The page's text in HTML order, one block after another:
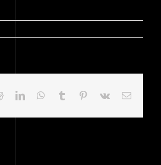
RedditLinkedInWhatsApp
Tumblr Pinterest
Vk Email